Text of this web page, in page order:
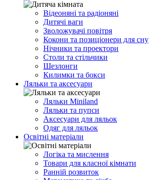
Відеоняні та радіоняні
Дитячі ваги
Зволожувачі повітря
Кокони та позиціонери для сну
Нічники та проектори
Столи та стільчики
Шезлонги
Килимки та бокси
Ляльки та аксесуари
Ляльки Miniland
Ляльки та пупси
Аксесуари для ляльок
Одяг для ляльок
Освітні матеріали
Логіка та мислення
Товари для класної кімнати
Ранній розвиток